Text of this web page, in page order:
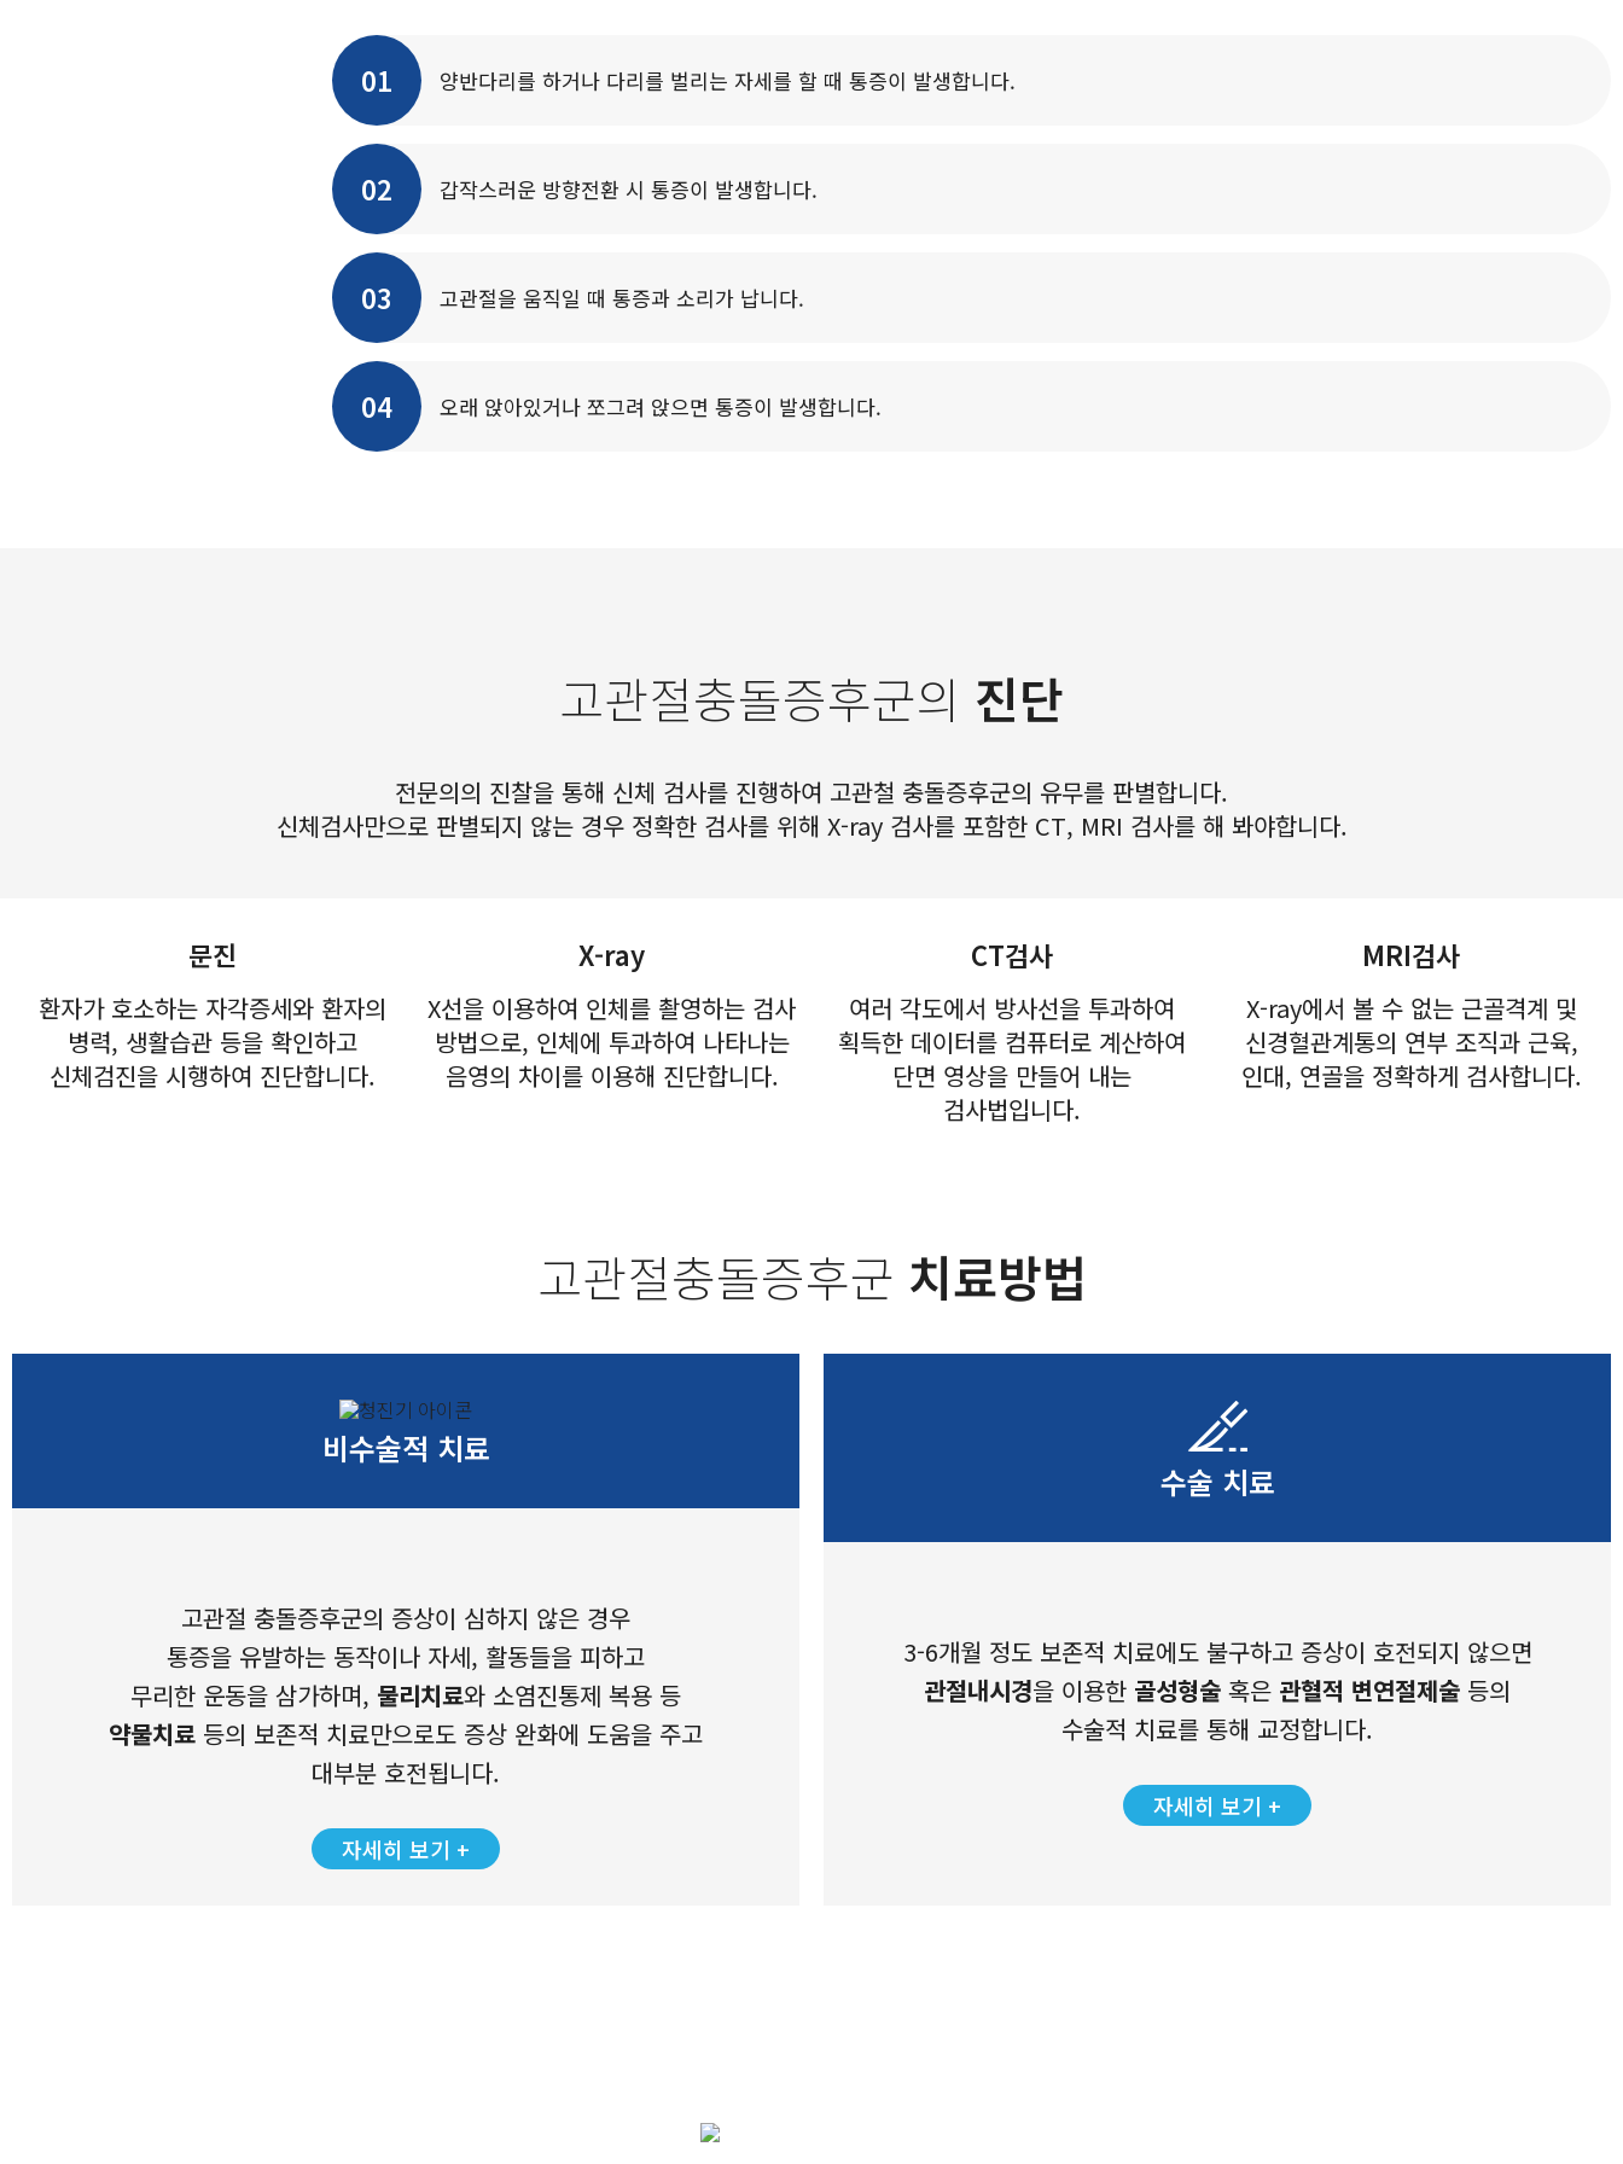
01 양반다리를 하거나 다리를 벌리는 자세를 할 때 통증이 발생합니다.
02 갑작스러운 방향전환 시 통증이 발생합니다.
03 고관절을 움직일 때 통증과 소리가 납니다.
04 오래 앉아있거나 쪼그려 앉으면 통증이 발생합니다.
고관절충돌증후군의 진단
전문의의 진찰을 통해 신체 검사를 진행하여 고관철 충돌증후군의 유무를 판별합니다.
신체검사만으로 판별되지 않는 경우 정확한 검사를 위해 X-ray 검사를 포함한 CT, MRI 검사를 해 봐야합니다.
문진
환자가 호소하는 자각증세와 환자의
병력, 생활습관 등을 확인하고
신체검진을 시행하여 진단합니다.
X-ray
X선을 이용하여 인체를 촬영하는 검사
방법으로, 인체에 투과하여 나타나는
음영의 차이를 이용해 진단합니다.
CT검사
여러 각도에서 방사선을 투과하여
획득한 데이터를 컴퓨터로 계산하여
단면 영상을 만들어 내는
검사법입니다.
MRI검사
X-ray에서 볼 수 없는 근골격계 및
신경혈관계통의 연부 조직과 근육,
인대, 연골을 정확하게 검사합니다.
고관절충돌증후군 치료방법
비수술적 치료
고관절 충돌증후군의 증상이 심하지 않은 경우
통증을 유발하는 동작이나 자세, 활동들을 피하고
무리한 운동을 삼가하며, 물리치료와 소염진통제 복용 등
약물치료 등의 보존적 치료만으로도 증상 완화에 도움을 주고
대부분 호전됩니다.
자세히 보기 +
수술 치료
3-6개월 정도 보존적 치료에도 불구하고 증상이 호전되지 않으면
관절내시경을 이용한 골성형술 혹은 관혈적 변연절제술 등의
수술적 치료를 통해 교정합니다.
자세히 보기 +